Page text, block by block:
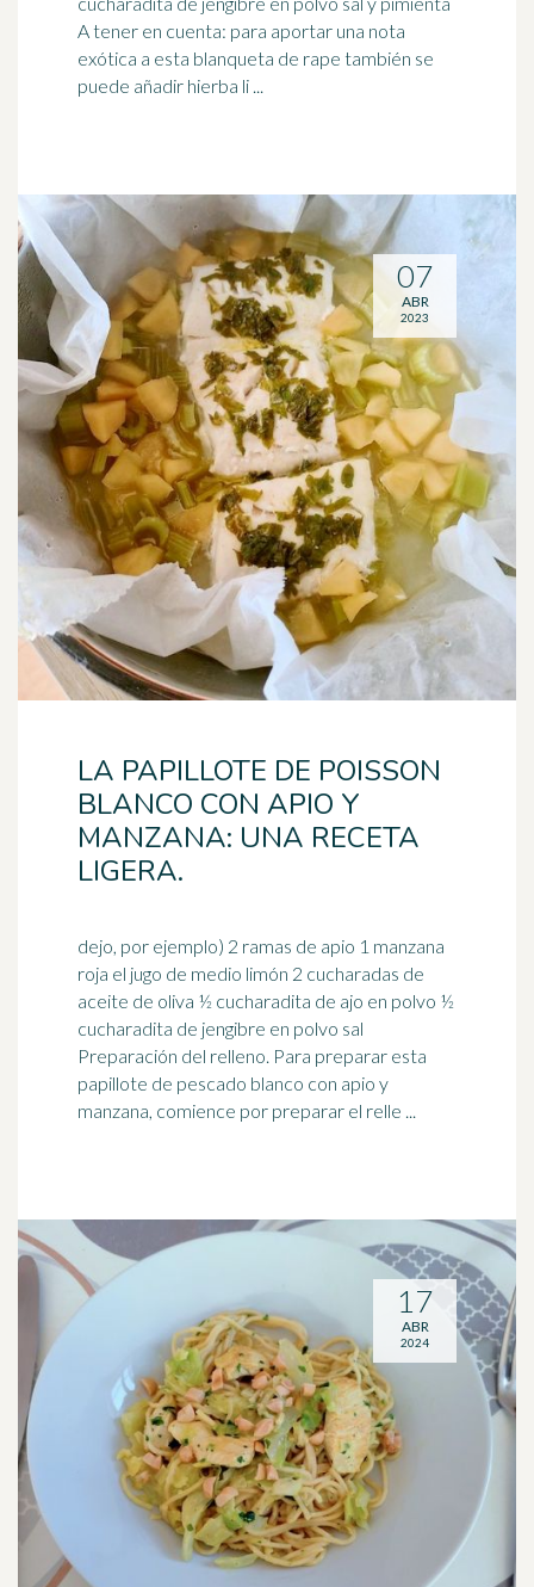
A tener en cuenta: para aportar una nota
exótica a esta blanqueta de rape también se
puede añadir hierba li ...
LA PAPILLOTE DE POISSON
BLANCO CON APIO Y
MANZANA: UNA RECETA
LIGERA.
dejo, por ejemplo) 2 ramas de apio 1 manzana
roja el jugo de medio limón 2 cucharadas de
aceite de oliva ½ cucharadita de ajo en polvo ½
cucharadita de jengibre en polvo sal
Preparación del relleno. Para preparar esta
papillote de pescado blanco con apio y
manzana, comience por preparar el relle ...
07
ABR
2023
17
ABR
2024